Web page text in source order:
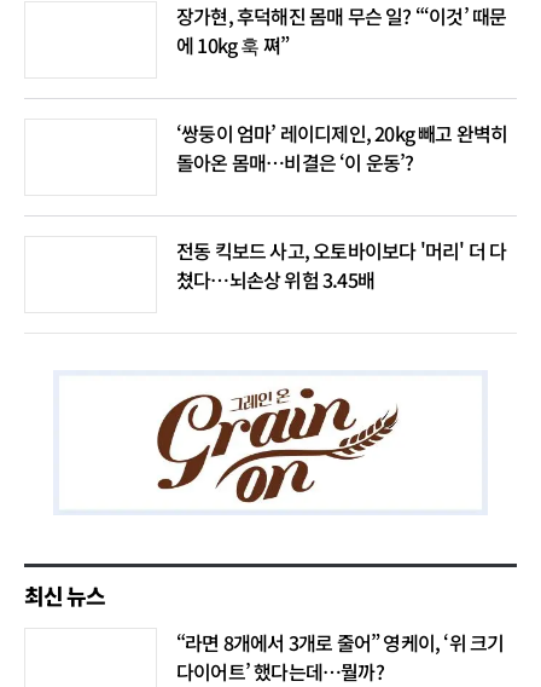
장가현, 후덕해진 몸매 무슨 일? “‘이것’ 때문
에 10kg 훅 쪄”
‘쌍둥이 엄마’ 레이디제인, 20kg 빼고 완벽히
돌아온 몸매…비결은 ‘이 운동’?
전동 킥보드 사고, 오토바이보다 '머리' 더 다
쳤다…뇌손상 위험 3.45배
최신 뉴스
“라면 8개에서 3개로 줄어” 영케이, ‘위 크기
다이어트’ 했다는데…뭘까?